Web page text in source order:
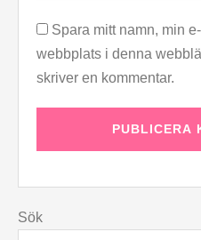
Spara mitt namn, min
webbplats i denna
skriver en kommentar.
Sök